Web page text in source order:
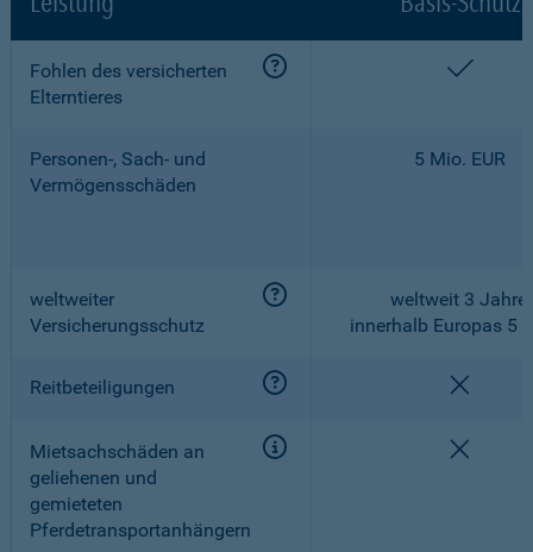
Fohlen des versicherten
Elterntieres
Personen-, Sach- und
Vermögensschäden
5 Mio. EUR
weltweiter
Versicherungsschutz
weltweit 3 Jahre,
innerhalb Europas 5
Reitbeteiligungen
Mietsachschäden an
geliehenen und
gemieteten
Pferdetransportanhängern